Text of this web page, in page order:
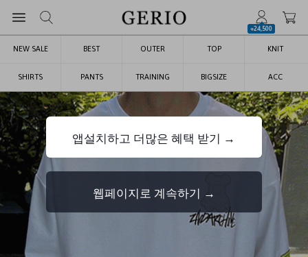
+24,500
NEW SALE BEST OUTER TOP KNIT
SHIRTS PANTS TRAINING BIGSIZE ACC
앱설치하고 더많은 혜택 받기 →
웹페이지로 계속하기 →